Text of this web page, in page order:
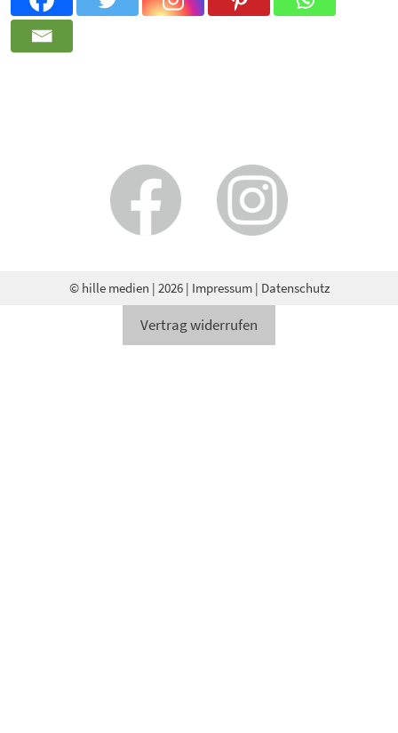
© hille medien | 2026 | Impressum| Datenschutz
Vertrag widerrufen